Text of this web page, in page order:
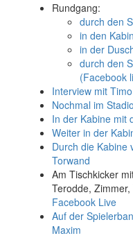
Rundgang:
durch den
in den
in der
durch den
(Facebook
Interview mit
Nochmal im
In der Kabine mit
Weiter in der
Durch die Kabine
Torwand
Am Tischkicker
Terodde,
Facebook Live
Auf der
Maxim